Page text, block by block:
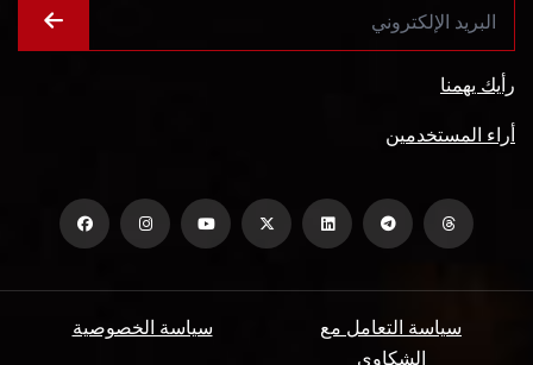
رأيك يهمنا
أراء المستخدمين
سياسة الخصوصية
سياسة التعامل مع
الشكاوي